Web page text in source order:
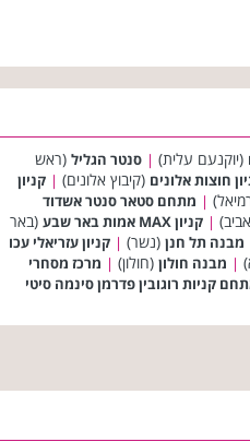
(יוקנעם עלית) | סנטר הגליל (ראש
חוצות אלונים (קיבוץ אלונים) | קניון
| מתחם סטאר סנטר אשדוד
| קניון MAX אמות באר שבע
(באר
מבנה תל חנן (נשר) | קניון עזריאלי עכו
| מבנה חולון (חולון) | מרכז מסחרי
קניות רוגובין פדרמן סינמה סיטי